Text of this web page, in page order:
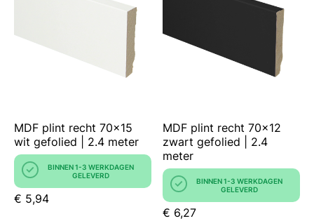
MDF plint recht 70x15
wit gefolied | 2.4 meter
BINNEN 1-3 WERKDAGEN
GELEVERD
€ 5,94
MDF plint recht 70x12
zwart gefolied | 2.4
meter
BINNEN 1-3 WERKDAGEN
GELEVERD
€ 6,27